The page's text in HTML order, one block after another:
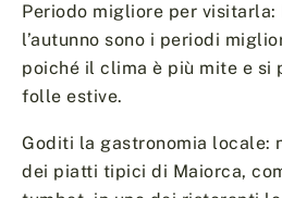
Periodo migliore per visitarla:
l’autunno sono i periodi
poiché il clima è più mite e si
folle estive.
Goditi la gastronomia locale:
dei piatti tipici di Maiorca,